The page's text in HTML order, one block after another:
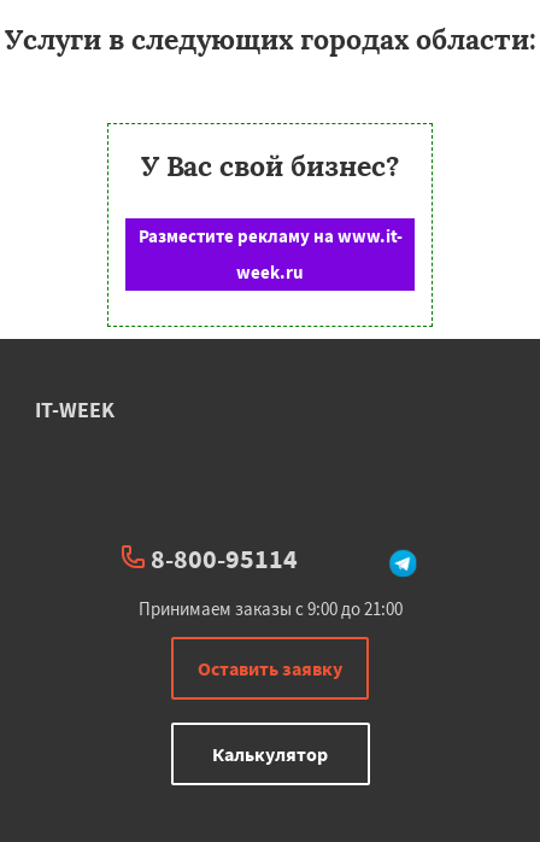
Услуги в следующих городах области:
У Вас свой бизнес?
Разместите рекламу на www.it-
week.ru
IT-WEEK
8-800-95114
Принимаем заказы с 9:00 до 21:00
Оставить заявку
Калькулятор